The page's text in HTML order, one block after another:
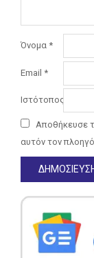
Όνομα *
Email *
Ιστότοπος
Αποθήκευσε
αυτόν τον